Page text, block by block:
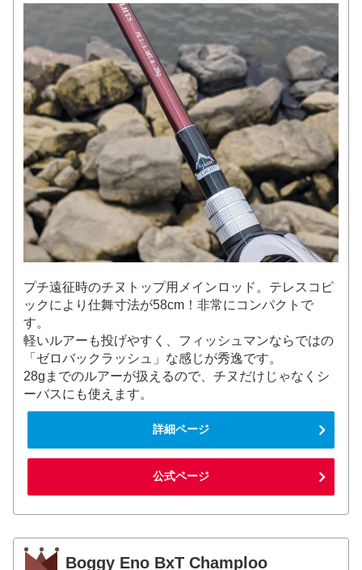
プチ遠征時のチヌトップ用メインロッド。テレスコピ
ックにより仕舞寸法が58cm！非常にコンパクトで
す。
軽いルアーも投げやすく、フィッシュマンならではの
「ゼロバックラッシュ」な感じが秀逸です。
28gまでのルアーが扱えるので、チヌだけじゃなくシ
ーバスにも使えます。
詳細ページ
公式ページ
Boggy Eno BxT Champloo